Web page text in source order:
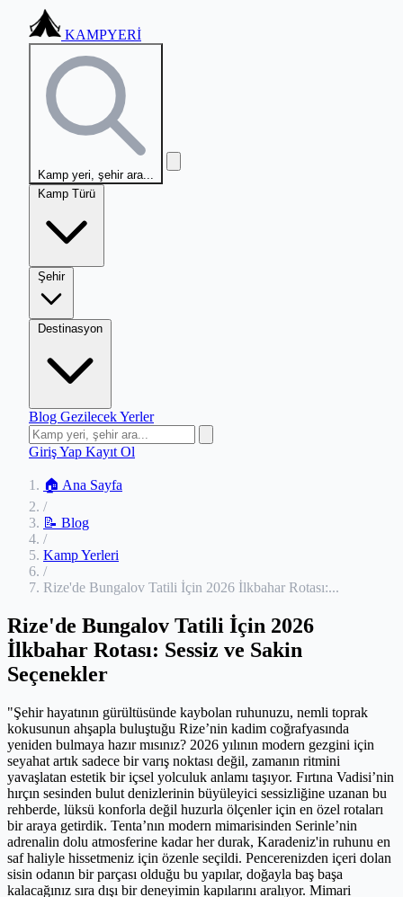
KAMPYERİ
Kamp yeri, şehir ara...
Kamp Türü
Şehir
Destinasyon
Blog Gezilecek Yerler
Giriş Yap Kayıt Ol
🏠 Ana Sayfa
/
📝 Blog
/
Kamp Yerleri
/
Rize'de Bungalov Tatili İçin 2026 İlkbahar Rotası:...
Rize'de Bungalov Tatili İçin 2026
İlkbahar Rotası: Sessiz ve Sakin
Seçenekler
"Şehir hayatının gürültüsünde kaybolan ruhunuzu, nemli toprak
kokusunun ahşapla buluştuğu Rize’nin kadim coğrafyasında
yeniden bulmaya hazır mısınız? 2026 yılının modern gezgini için
seyahat artık sadece bir varış noktası değil, zamanın ritmini
yavaşlatan estetik bir içsel yolculuk anlamı taşıyor. Fırtına Vadisi’nin
hırçın sesinden bulut denizlerinin büyüleyici sessizliğine uzanan bu
rehberde, lüksü konforla değil huzurla ölçenler için en özel rotaları
bir araya getirdik. Tenta’nın modern mimarisinden Serinle’nin
adrenalin dolu atmosferine kadar her durak, Karadeniz'in ruhunu en
saf haliyle hissetmeniz için özenle seçildi. Pencerenizden içeri dolan
sisin odanın bir parçası olduğu bu yapılar, doğayla baş başa
kalacağınız sıra dışı bir deneyimin kapılarını aralıyor. Mimari